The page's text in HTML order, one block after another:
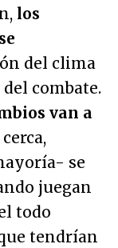
los
del clima
combate.
van a
se
juegan
todo
tendrían